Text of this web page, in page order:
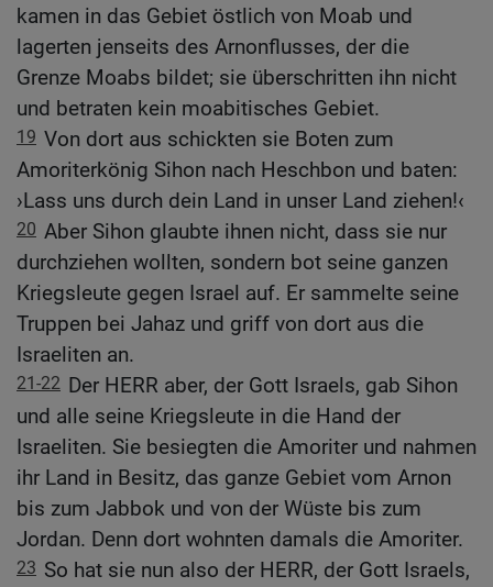
kamen in das Gebiet östlich von Moab und
lagerten jenseits des Arnonflusses, der die
Grenze Moabs bildet; sie überschritten ihn nicht
und betraten kein moabitisches Gebiet.
19 Von dort aus schickten sie Boten zum
Amoriterkönig Sihon nach Heschbon und baten:
›Lass uns durch dein Land in unser Land ziehen!‹
20 Aber Sihon glaubte ihnen nicht, dass sie nur
durchziehen wollten, sondern bot seine ganzen
Kriegsleute gegen Israel auf. Er sammelte seine
Truppen bei Jahaz und griff von dort aus die
Israeliten an.
21-22 Der HERR aber, der Gott Israels, gab Sihon
und alle seine Kriegsleute in die Hand der
Israeliten. Sie besiegten die Amoriter und nahmen
ihr Land in Besitz, das ganze Gebiet vom Arnon
bis zum Jabbok und von der Wüste bis zum
Jordan. Denn dort wohnten damals die Amoriter.
23 So hat sie nun also der HERR, der Gott Israels,